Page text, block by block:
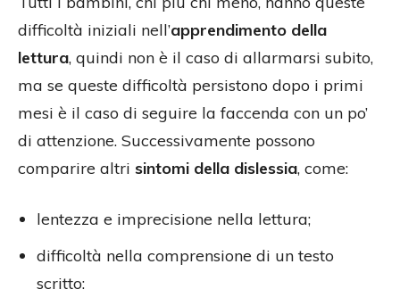
difficoltà iniziali nell’apprendimento della
lettura, quindi non è il caso di allarmarsi subito,
ma se queste difficoltà persistono dopo i primi
mesi è il caso di seguire la faccenda con un po’
di attenzione. Successivamente possono
comparire altri sintomi della dislessia, come:
lentezza e imprecisione nella lettura;
difficoltà nella comprensione di un testo
scritto;